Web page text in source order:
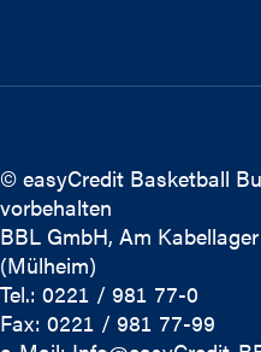
© easyCredit Basketball
vorbehalten
BBL GmbH, Am
(Mülheim)
Tel.: 0221 / 981 77-0
Fax: 0221 / 981 77-99